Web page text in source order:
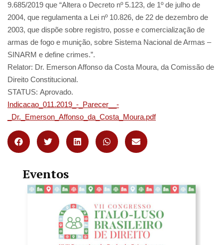
9.685/2019 que “Altera o Decreto nº 5.123, de 1º de julho de
2004, que regulamenta a Lei nº 10.826, de 22 de dezembro de
2003, que dispõe sobre registro, posse e comercialização de
armas de fogo e munição, sobre Sistema Nacional de Armas –
SINARM e define crimes.”.
Relator: Dr. Emerson Affonso da Costa Moura, da Comissão de
Direito Constitucional.
STATUS: Aprovado.
Indicacao_011.2019_-_Parecer__-
_Dr._Emerson_Affonso_da_Costa_Moura.pdf
Eventos